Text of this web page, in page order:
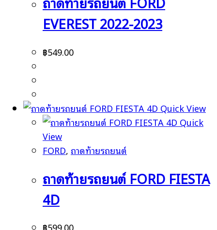
EVEREST 2022-2023
฿549.00
Quick View
Quick
View
FORD, ถาดท้ายรถยนต์
ถาดท้ายรถยนต์ FORD FIESTA
4D
฿599.00